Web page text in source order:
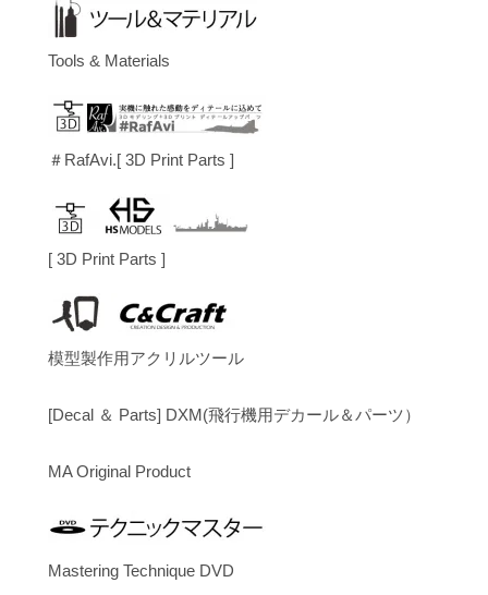
Tools & Materials
＃RafAvi.[ 3D Print Parts ]
[ 3D Print Parts ]
模型製作用アクリルツール
[Decal ＆ Parts] DXM(飛行機用デカール＆パーツ）
MA Original Product
Mastering Technique DVD